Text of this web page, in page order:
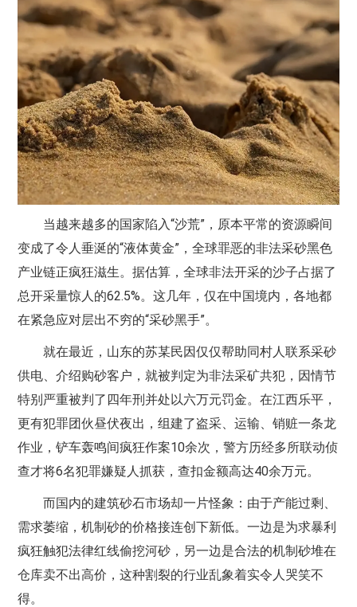
当越来越多的国家陷入“沙荒”，原本平常的资源瞬间
变成了令人垂涎的“液体黄金”，全球罪恶的非法采砂黑色
产业链正疯狂滋生。据估算，全球非法开采的沙子占据了
总开采量惊人的62.5%。这几年，仅在中国境内，各地都
在紧急应对层出不穷的“采砂黑手”。
就在最近，山东的苏某民因仅仅帮助同村人联系采砂
供电、介绍购砂客户，就被判定为非法采矿共犯，因情节
特别严重被判了四年刑并处以六万元罚金。在江西乐平，
更有犯罪团伙昼伏夜出，组建了盗采、运输、销赃一条龙
作业，铲车轰鸣间疯狂作案10余次，警方历经多所联动侦
查才将6名犯罪嫌疑人抓获，查扣金额高达40余万元。
而国内的建筑砂石市场却一片怪象：由于产能过剩、
需求萎缩，机制砂的价格接连创下新低。一边是为求暴利
疯狂触犯法律红线偷挖河砂，另一边是合法的机制砂堆在
仓库卖不出高价，这种割裂的行业乱象着实令人哭笑不
得。